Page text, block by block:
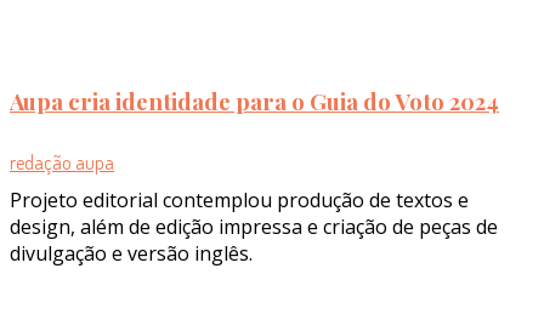
Aupa cria identidade para o Guia do Voto 2024
redação aupa
Projeto editorial contemplou produção de textos e
design, além de edição impressa e criação de peças de
divulgação e versão inglês.